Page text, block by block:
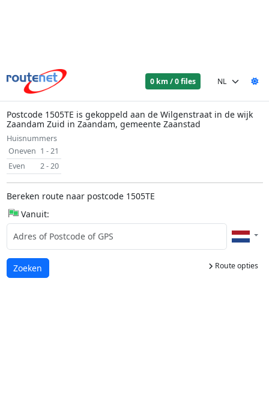
0 km / 0 files
Postcode 1505TE is gekoppeld aan de Wilgenstraat in de wijk
Zaandam Zuid in Zaandam, gemeente Zaanstad
Huisnummers
Oneven 1 - 21
Even
2 - 20
Bereken route naar postcode 1505TE
Vanuit:
Route opties
Laden...
Zoeken